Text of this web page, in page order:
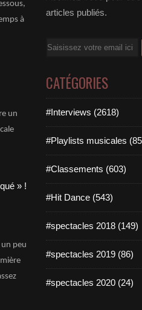
à
un
peu
articles publiés.
Email
CATÉGORIES
#Interviews (2618)
#Playlists musicales
#Classements (603)
#Hit Dance (543)
#spectacles 2018 (149)
#spectacles 2019 (86)
#spectacles 2020 (24)